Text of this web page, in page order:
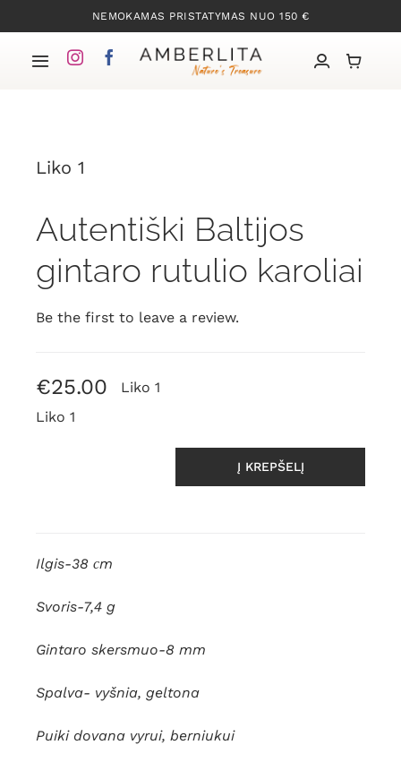
to
content
NEMOKAMAS PRISTATYMAS NUO 150 €
Toggle
Apie Gintarą
Mūsų istorija
Liko 1
Autentiški Baltijos
gintaro rutulio karoliai
Be the first to leave a review.
€25.00
Liko 1
Liko 1
gintaro
karoliai
Į KREPŠELĮ
Ilgis-38 сm
Svoris-7,4 g
Gintaro skersmuo-8 mm
Spalva- vyšnia, geltona
Puiki dovana vyrui, berniukui